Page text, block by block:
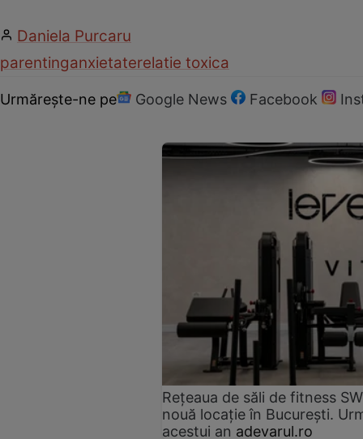
Daniela Purcaru
parentinganxietaterelatie toxica
Urmărește-ne pe Google News Facebook
Rețeaua de săli de fitness
nouă locație în București.
acestui an adevarul.ro